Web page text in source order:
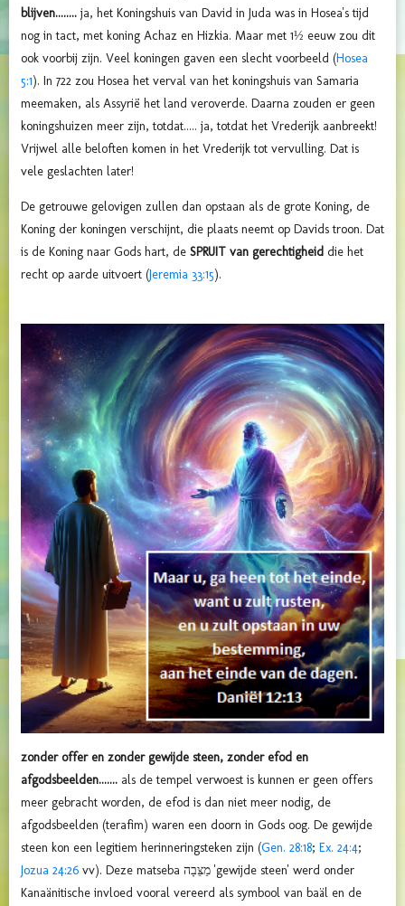
blijven........ ja, het Koningshuis van David in Juda was in Hosea's tijd
nog in tact, met koning Achaz en Hizkia. Maar met 1½ eeuw zou dit
ook voorbij zijn. Veel koningen gaven een slecht voorbeeld (Hosea
5:1). In 722 zou Hosea het verval van het koningshuis van Samaria
meemaken, als Assyrië het land veroverde. Daarna zouden er geen
koningshuizen meer zijn, totdat..... ja, totdat het Vrederijk aanbreekt!
Vrijwel alle beloften komen in het Vrederijk tot vervulling. Dat is
vele geslachten later!
De getrouwe gelovigen zullen dan opstaan als de grote Koning, de
Koning der koningen verschijnt, die plaats neemt op Davids troon. Dat
is de Koning naar Gods hart, de SPRUIT van gerechtigheid die het
recht op aarde uitvoert (Jeremia 33:15).
zonder offer en zonder gewijde steen, zonder efod en
afgodsbeelden....... als de tempel verwoest is kunnen er geen offers
meer gebracht worden, de efod is dan niet meer nodig, de
afgodsbeelden (terafim) waren een doorn in Gods oog. De gewijde
steen kon een legitiem herinneringsteken zijn (Gen. 28:18; Ex. 24:4;
Jozua 24:26 vv). Deze matseba מַצֵּבָה 'gewijde steen' werd onder
Kanaänitische invloed vooral vereerd als symbool van baäl en de